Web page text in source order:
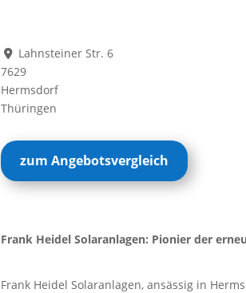
Lahnsteiner Str. 6
7629
Hermsdorf
Thüringen
zum Angebotsvergleich
Frank Heidel Solaranlagen: Pionier der
Frank Heidel Solaranlagen, ansässig in